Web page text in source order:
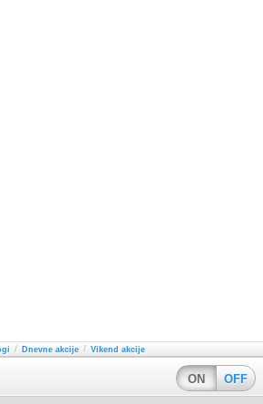
/ Dnevne akcije / Vikend akcije
ON OFF